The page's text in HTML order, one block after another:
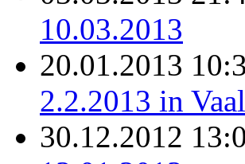
10.03.2013
20.01.2013
2.2.2013 in
30.12.2012